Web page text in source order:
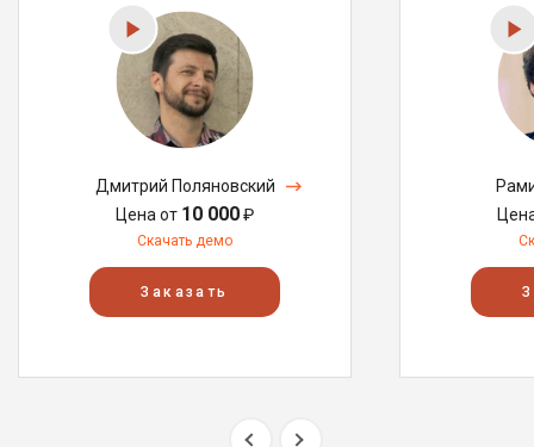
Дмитрий Поляновский
Цена от 10 000₽
Скачать демо
Заказать